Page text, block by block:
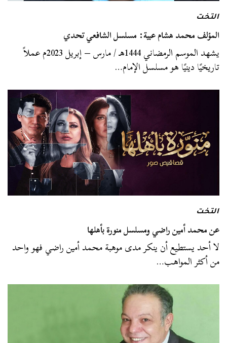
التخت
المؤلف محمد هشام عبية: مسلسل الشافعي تحدي
يشهد الموسم الرمضاني 1444هـ / مارس – إبريل 2023م عملاً
تاريخيًا دينيًا هو مسلسل الإمام…
التخت
عن محمد أمين راضي ‬ومسلسل منورة بأهلها
لا أحد يستطيع أن ينكر مدى موهبة محمد أمين راضي فهو واحد
من أكثر المواهب…